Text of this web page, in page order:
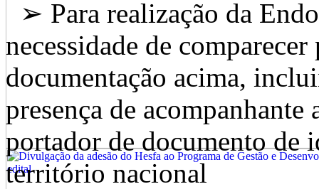
➢ Para realização da
necessidade de
documentação acima,
presença de
portador de documento de
território nacional